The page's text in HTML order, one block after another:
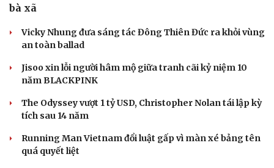
Tư vấn
check-in
Câu chuyện thời sự
Cửa sổ tình yêu
bà xã
Vicky Nhung đưa sáng tác Đông Thiên Đức ra khỏi vùng
an toàn ballad
Jisoo xin lỗi người hâm mộ giữa tranh cãi kỷ niệm 10
năm BLACKPINK
The Odyssey vượt 1 tỷ USD, Christopher Nolan tái lập kỳ
tích sau 14 năm
Running Man Vietnam đổi luật gấp vì màn xé bảng tên
quá quyết liệt